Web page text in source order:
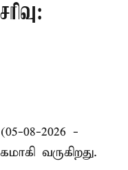
08-2026 -
வருகிறது.